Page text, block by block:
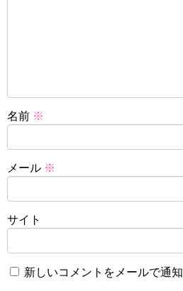
名前 ※
メール ※
サイト
新しいコメントをメールで通知